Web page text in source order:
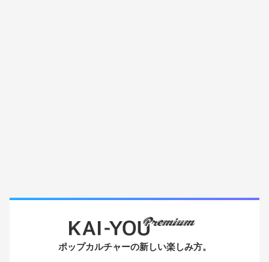
ポップカルチャーの新しい楽しみ方。